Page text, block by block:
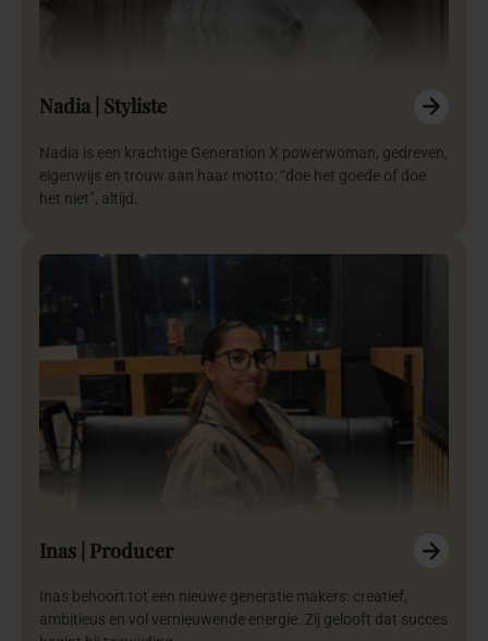
Nadia | Styliste
Nadia is een krachtige Generation X powerwoman, gedreven,
eigenwijs en trouw aan haar motto: “doe het goede of doe
het niet”, altijd.
Inas | Producer
Inas behoort tot een nieuwe generatie makers: creatief,
ambitieus en vol vernieuwende energie. Zij gelooft dat succes